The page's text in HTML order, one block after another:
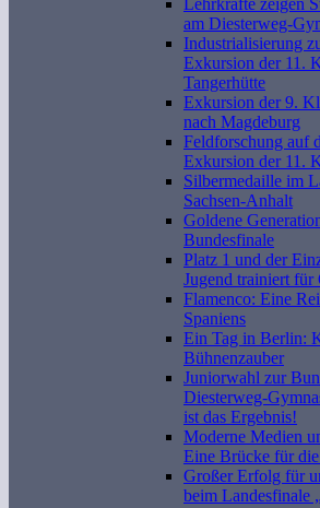
Lehrkräfte zeigen
am Diesterweg-
Industrialisierung
Exkursion der 11.
Tangerhütte
Exkursion der 9.
nach Magdeburg
Feldforschung auf
Exkursion der 11.
Silbermedaille im
Sachsen-Anhalt
Goldene
Bundesfinale
Platz 1 und der
Jugend trainiert für
Flamenco: Eine
Spaniens
Ein Tag in Berlin:
Bühnenzauber
Juniorwahl zur
Diesterweg-
ist das Ergebnis!
Moderne Medien
Eine Brücke für
Großer Erfolg für
beim Landesfinale